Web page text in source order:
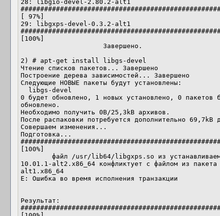
28: libgio-devel-2.80.2-alt1
[ 97%]
29: libgxps-devel-0.3.2-alt1
[100%]
2) # apt-get install libgs-devel
Чтение списков пакетов... Завершено
Построение дерева зависимостей... Завершено
Следующие НОВЫЕ пакеты будут установлены:
0 будет обновлено, 1 новых установлено, 0 пакетов
обновлено.
Необходимо получить 0B/25,3kB архивов.
После распаковки потребуется дополнительно 69,7kB
Совершаем изменения...
Подготовка...
[100%]
10.01.1-alt2.x86_64 конфликтует с файлом из
alt1.x86_64
E: Ошибка во время исполнения транзакции
Результат: